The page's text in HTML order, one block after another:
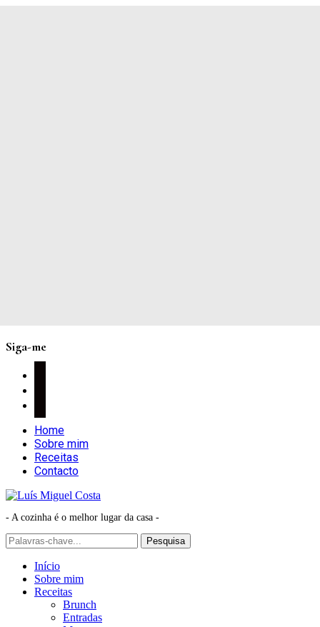
Siga-me
Home
Sobre mim
Receitas
Contacto
- A cozinha é o melhor lugar da casa -
Início
Sobre mim
Receitas
Brunch
Entradas